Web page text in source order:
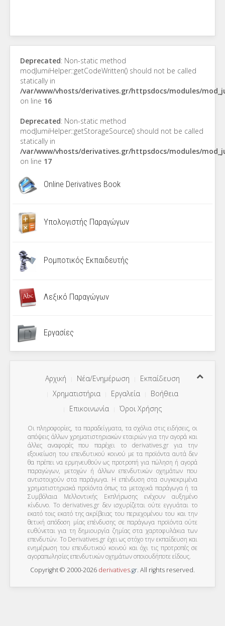
Deprecated: Non-static method
modJumiHelper::getCodeWritten() should not be called
statically in
/var/www/vhosts/derivatives.gr/httpsdocs/modules/
on line 16
Deprecated: Non-static method
modJumiHelper::getStorageSource() should not be called
statically in
/var/www/vhosts/derivatives.gr/httpsdocs/modules/
on line 17
Online Derivatives Book
Υπολογιστής Παραγώγων
Ρομποτικός Εκπαιδευτής
Λεξικό Παραγώγων
Εργασίες
Αρχική Νέα/Ενημέρωση
Εκπαίδευση
Χρηματιστήρια
Εργαλεία
Βοήθεια
Επικοινωνία
Όροι Χρήσης
Οι πληροφορίες, τα παραδείγματα, τα σχόλια στις ειδήσεις, οι
απόψεις άλλων χρηματιστηριακών εταιριών για την αγορά και
άλλες αναφορές που παρέχει το derivatives.gr για την
εξοικείωση του επενδυτικού κοινού με τα προϊόντα αυτά δεν
θα πρέπει να ερμηνευθούν ως προτροπή για πώληση ή αγορά
παραγώγων, μετοχών ή άλλων επενδυτικών οχημάτων που
αντιστοιχούν στα παράγωγα. Η επένδυση στα συγκεκριμένα
χρηματιστηριακά προϊόντα όπως τα μετοχικά παράγωγα ή τα
Συμβόλαια Μελλοντικής Εκπλήρωσης ενέχουν αυξημένο
κίνδυνο. Το derivatives.gr δεν ισχυρίζεται ούτε εγγυάται το
εκατό τοις εκατό της ακρίβειας του περιεχομένου του και την
θετική απόδοση μίας επένδυσης σε παράγωγα προϊόντα ούτε
ευθύνεται για τη δημιουργία ζημίας στα χαρτοφυλάκια των
επενδυτών. To Derivatives.gr έχει ως στόχο την εκπαίδευση και
ενημέρωση του επενδυτικού κοινού και όχι τις προτροπές σε
αγοραπωλησίες επενδυτικών οχημάτων οποιουδήποτε είδους.
Copyright © 2000-2026 derivatives.gr. All rights reserved.